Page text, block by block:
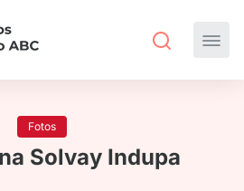
Fotos
Solvay Indupa